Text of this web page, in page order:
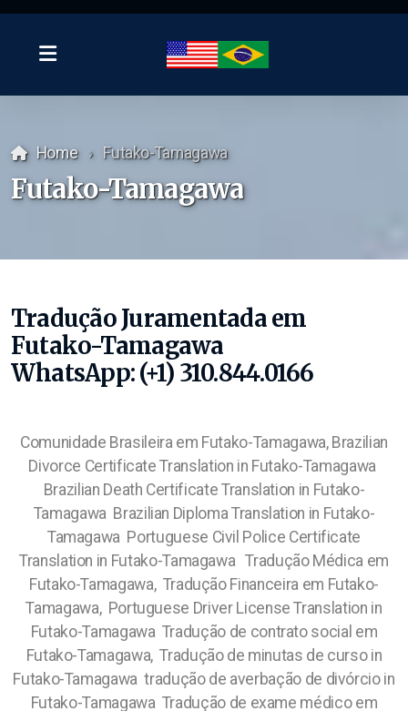
Home Futako-Tamagawa
Futako-Tamagawa
Tradução Juramentada em
Futako-Tamagawa
WhatsApp: (+1) 310.844.0166
Comunidade Brasileira em Futako-Tamagawa, Brazilian
Divorce Certificate Translation in Futako-Tamagawa
Brazilian Death Certificate Translation in Futako-
Tamagawa Brazilian Diploma Translation in Futako-
Tamagawa Portuguese Civil Police Certificate
Translation in Futako-Tamagawa Tradução Médica em
Futako-Tamagawa, Tradução Financeira em Futako-
Tamagawa, Portuguese Driver License Translation in
Futako-Tamagawa Tradução de contrato social em
Futako-Tamagawa, Tradução de minutas de curso in
Futako-Tamagawa tradução de averbação de divórcio in
Futako-Tamagawa Tradução de exame médico em